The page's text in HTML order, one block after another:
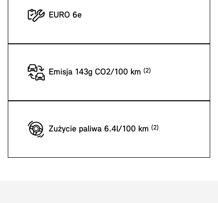
EURO 6e
Emisja 143g CO2/100 km
Zużycie paliwa 6.4l/100 km